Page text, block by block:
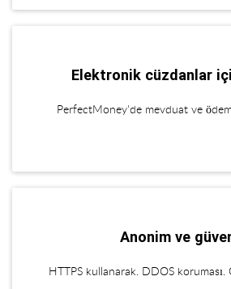
Elektronik cüzdanlar
PerfectMoney'de mevduat ve
Anonim ve
HTTPS kullanarak. DDOS koruması.